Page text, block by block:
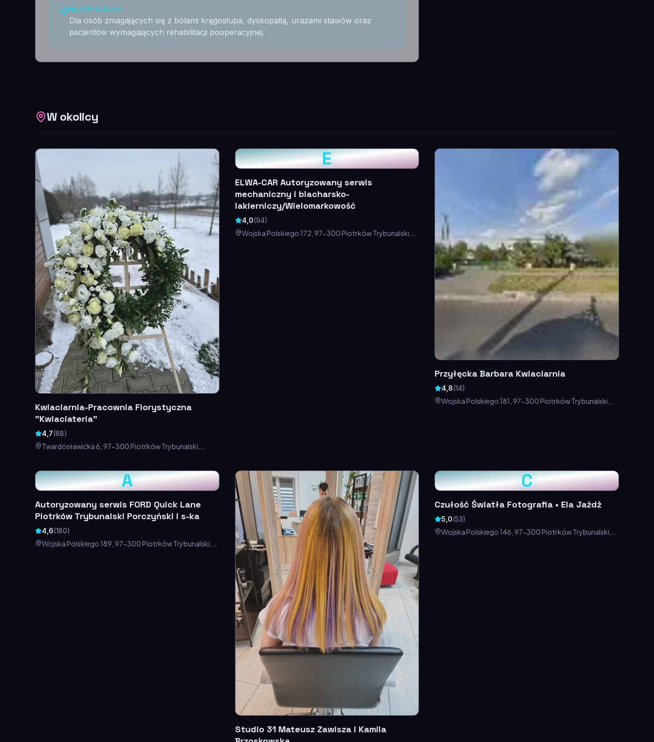
NAJLEPSZE DLA
Dla osób zmagających się z bólami kręgosłupa, dyskopatią, urazami stawów oraz
pacjentów wymagających rehabilitacji pooperacyjnej.
W okolicy
Kwiaciarnia-Pracownia Florystyczna
"Kwiaciateria"
4,7(88)
Twardosławicka 6, 97-300 Piotrków Trybunalski,
E
ELWA-CAR Autoryzowany serwis
mechaniczny i blacharsko-
lakierniczy/Wielomarkowość
4,0(94)
Wojska Polskiego 172, 97-300 Piotrków Trybunalski,
Przyłęcka Barbara Kwiaciarnia
4,8(14)
Wojska Polskiego 181, 97-300 Piotrków Trybunalski,
A
Autoryzowany serwis FORD Quick Lane
Piotrków Trybunalski Porczyński i s-ka
4,6(180)
Wojska Polskiego 189, 97-300 Piotrków Trybunalski,
Studio 31 Mateusz Zawisza i Kamila
C
Czułość Światła Fotografia • Ela Jażdż
5,0(53)
Wojska Polskiego 146, 97-300 Piotrków Trybunalski,